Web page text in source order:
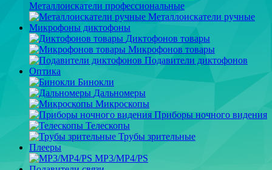
Металлоискатели профессиональные
Металлоискатели ручные
Микрофоны диктофоны
Диктофонов товары
Микрофонов товары
Подавители диктофонов
Оптика
Бинокли
Дальномеры
Микроскопы
Приборы ночного видения
Телескопы
Трубы зрительные
Плееры
MP3/MP4/PS